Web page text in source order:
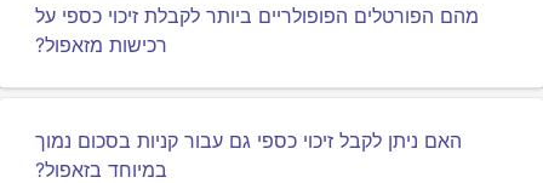
מהם הפורטלים הפופולריים ביותר לקבלת זיכוי כספי על
רכישות מזאפול?
האם ניתן לקבל זיכוי כספי גם עבור קניות בסכום נמוך
במיוחד בזאפול?